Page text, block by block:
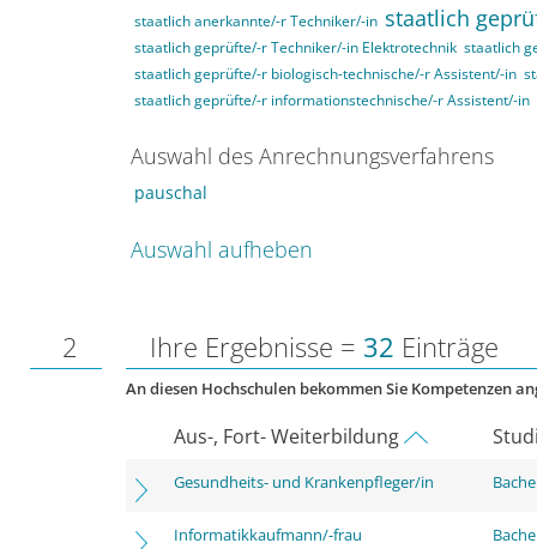
staatlich anerkannte/-r Techniker/-in staatlich
staatlich geprüfte/-r Techniker/-in Elektrotechnik staatlich
staatlich geprüfte/-r biologisch-technische/-r Assistent/-in
staatlich geprüfte/-r informationstechnische/-r Assistent/-in
Auswahl des Anrechnungsverfahrens
pauschal
Auswahl aufheben
2 Ihre Ergebnisse = 32 Einträge
An diesen Hochschulen bekommen Sie Kompetenzen
Aus-, Fort- Weiterbildung
Gesundheits- und Krankenpfleger/in
Informatikkaufmann/-frau